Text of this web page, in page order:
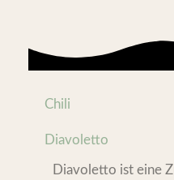
Chili
Diavoletto
Diavoletto ist eine